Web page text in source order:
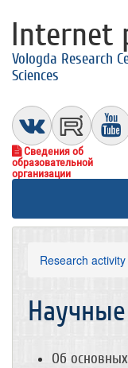
Internet
Vologda Research
Sciences
Сведения об
образовательной
организации
Research activity
Об